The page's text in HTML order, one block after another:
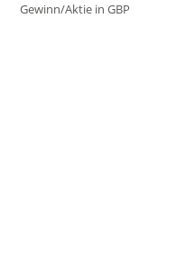
Gewinn/Aktie in GBP